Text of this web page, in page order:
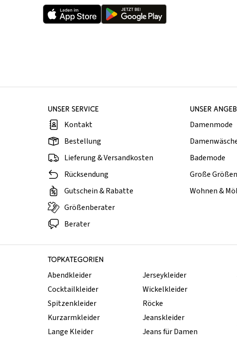
UNSER SERVICE
Kontakt
Bestellung
Lieferung & Versandkosten
Rücksendung
Gutschein & Rabatte
Größenberater
Berater
UNSER
Damenmode
Bademode
Große Größen
Wohnen &
TOPKATEGORIEN
Abendkleider
Cocktailkleider
Spitzenkleider
Kurzarmkleider
Lange Kleider
Jerseykleider
Wickelkleider
Röcke
Jeanskleider
Jeans für Damen